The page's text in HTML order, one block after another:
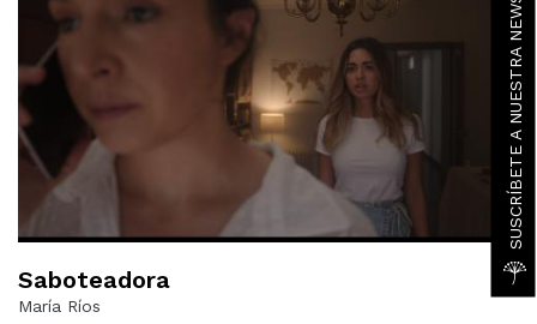
SUSCRÍBETE A NUESTRA NEWSLETTER
Saboteadora
María Ríos